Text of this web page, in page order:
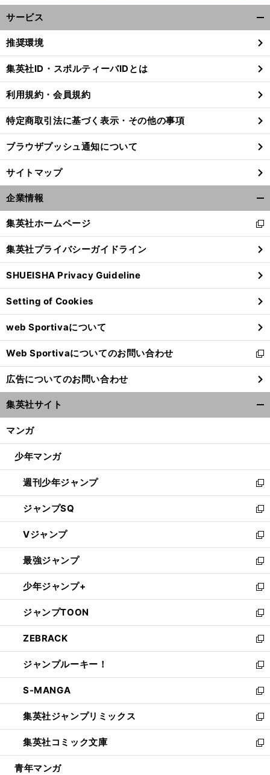
サービス
閉
る
推奨環境
集英社ID・スポルティーバIDとは
利用規約・会員規約
特定商取引法に基づく表示・その他の事項
ブラウザプッシュ通知について
サイトマップ
企業情報
閉
る
集英社ホームページ
新
し
い
ウ
ィ
ン
ド
ウ
で
開
く
集英社プライバシーガイドライン
SHUEISHA Privacy Guideline
Setting of Cookies
web Sportivaについて
Web Sportivaについてのお問い合わせ
新
し
い
ウ
ィ
ン
ウ
開
く
広告についてのお問い合わせ
集英社サイト
マンガ
少年マンガ
週刊少年ジャンプ
新
し
い
ウ
ィ
ン
ド
ウ
で
開
く
ジャンプSQ
新
し
い
ウ
ィ
ン
ド
ウ
で
開
く
Vジャンプ
新
し
い
ウ
ィ
ン
ド
ウ
で
開
く
最強ジャンプ
新
し
い
ウ
ィ
ン
ド
ウ
で
開
く
少年ジャンプ+
新
し
い
ウ
ィ
ン
ド
ウ
で
開
く
ジャンプTOON
新
し
い
ウ
ィ
ン
ド
ウ
で
開
く
ZEBRACK
新
し
い
ウ
ィ
ン
ド
ウ
で
開
ジャンプルーキー！
新
し
い
ウ
ィ
ン
ド
ウ
S-MANGA
新
し
い
ウ
ィ
ン
集英社ジャンプリミックス
新
し
い
ウ
集英社コミック文庫
新
し
青年マンガ